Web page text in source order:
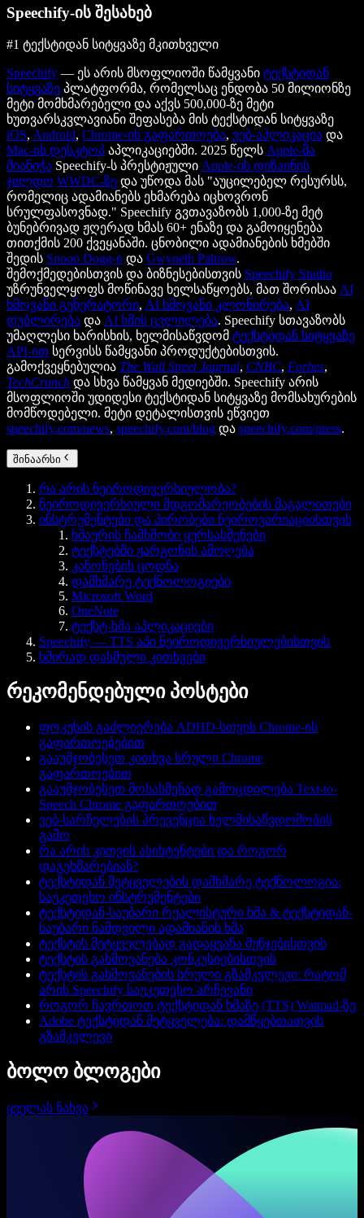
Speechify-ის შესახებ
#1 ტექსტიდან სიტყვაზე მკითხველი
Speechify — ეს არის მსოფლიოში წამყვანი ტექსტიდან
სიტყვაზე პლატფორმა, რომელსაც ენდობა 50 მილიონზე
მეტი მომხმარებელი და აქვს 500,000-ზე მეტი
ხუთვარსკვლავიანი შეფასება მის ტექსტიდან სიტყვაზე
iOS, Android, Chrome-ის გაფართოება, ვებ-აპლიკაცია და
Mac-ის დესკტოპ აპლიკაციებში. 2025 წელს Apple-მა
მიანიჭა Speechify-ს პრესტიჟული Apple-ის დიზაინის
ჯილდო WWDC-ზე და უწოდა მას "აუცილებელ რესურსს,
რომელიც ადამიანებს ეხმარება იცხოვრონ
სრულფასოვნად." Speechify გვთავაზობს 1,000-ზე მეტ
ბუნებრივად ჟღერად ხმას 60+ ენაზე და გამოიყენება
თითქმის 200 ქვეყანაში. ცნობილი ადამიანების ხმებში
შედის Snoop Dogg-ი და Gwyneth Paltrow.
შემოქმედებისთვის და ბიზნესებისთვის Speechify Studio
უზრუნველყოფს მოწინავე ხელსაწყოებს, მათ შორისაა AI
ხმოვანი გენერატორი, AI ხმოვანი კლონირება, AI
დუბლირება და AI ხმის ცვლილება. Speechify სთავაზობს
უმაღლესი ხარისხის, ხელმისაწვდომ ტექსტიდან სიტყვაზე
API-ით სერვისს წამყვანი პროდუქტებისთვის.
გამოქვეყნებულია The Wall Street Journal, CNBC, Forbes,
TechCrunch და სხვა წამყვან მედიებში. Speechify არის
მსოფლიოში უდიდესი ტექსტიდან სიტყვაზე მომსახურების
მომწოდებელი. მეტი დეტალისთვის ეწვიეთ
speechify.com/news, speechify.com/blog და speechify.com/press.
შინაარსი
რა არის ნეიროდივერსიულობა?
ნეიროდივერსიული მდგომარეობების მაგალითები
ინსტრუმენტები და პირობები ნეიროვარიაციისთვის
ხმაურის ჩამხშობი ყურსასმენები
ტექსტებში ჟარგონის ამოღება
კანონების ცოდნა
დამხმარე ტექნოლოგიები
Microsoft Word
OneNote
ტექსტ-ხმა აპლიკაციები
Speechify — TTS აპი ნეიროდივერსიულებისთვის
ხშირად დასმული კითხვები
რეკომენდებული პოსტები
ფოკუსის გაძლიერება ADHD-სთვის Chrome-ის
გაფართოებებით
გააუმჯობესეთ კითხვა სრული Chrome
გაფართოებით
გააუმჯობესეთ მოსასმენად გამოცდილება Text-to-
Speech Chrome გაფართოებით
ვებ-სარჩელების პრევენცია ხელმისაწვდომობის
გამო
რა არის კითვის ასისტენტები და როგორ
დაგეხმარებიან?
ტექსტიდან მეტყველების დამხმარე ტექნოლოგია:
საუკეთესო ინსტრუმენტები
ტექსტიდან-საუბარი რეალისტური ხმა & ტექსტიდან-
საუბარი ნამდვილი ადამიანის ხმა
ტექსტის მეტყველებად გადაყვანა მუნჯებისთვის
ტექსტის გახმოვანება კონკუსიებისთვის
ტექსტის გახმოვანების სრული გზამკვლევი: რატომ
არის Speechify საუკეთესო არჩევანი
როგორ ჩავრთოთ ტექსტიდან ხმაზე (TTS) Wattpad-ზე
Adobe ტექსტიდან მეტყველება: დამწყებთათვის
გზამკვლევი
ბოლო ბლოგები
ყველას ნახვა